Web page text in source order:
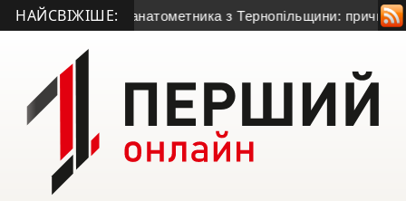
НАЙСВІЖІШЕ:
50-річного гранатометника з Тернопільщини: причина